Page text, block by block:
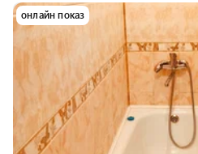
онлайн показ